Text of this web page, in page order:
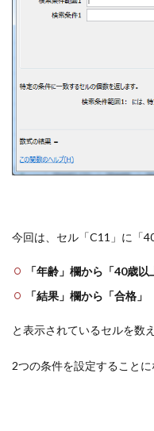
今回は、セル「C11」に「
「年齢」欄から「40歳以
「結果」欄から「合格」
と表示されているセルを数
2つの条件を設定することに